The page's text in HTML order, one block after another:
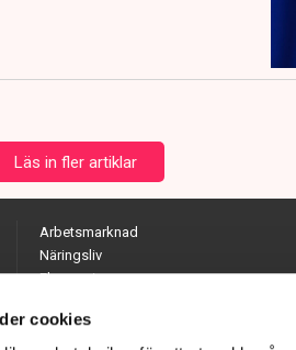
cookies
Läs in fler artiklar
Arbetsmarknad
Näringsliv
Ekonomi
Opinion